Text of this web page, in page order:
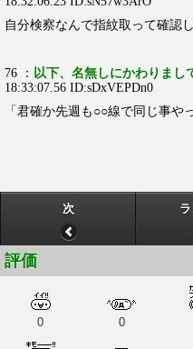
自分検察なんで指紋取って確認
76 ： 以下、名無しにかわりまし
18:33:07.56 ID:sDxVEPDn0
「君確か先週も○○線で同じ事や
次
評価
0 0